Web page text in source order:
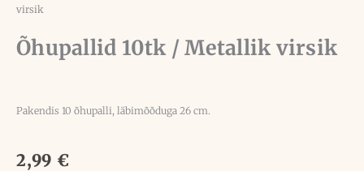
virsik
Õhupallid 10tk / Metallik virsik
Pakendis 10 õhupalli, läbimõõduga 26 cm.
2,99 €